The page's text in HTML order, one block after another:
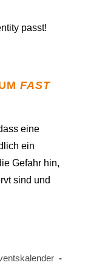
passt!
FAST
eine
ein
Gefahr hin,
sind und